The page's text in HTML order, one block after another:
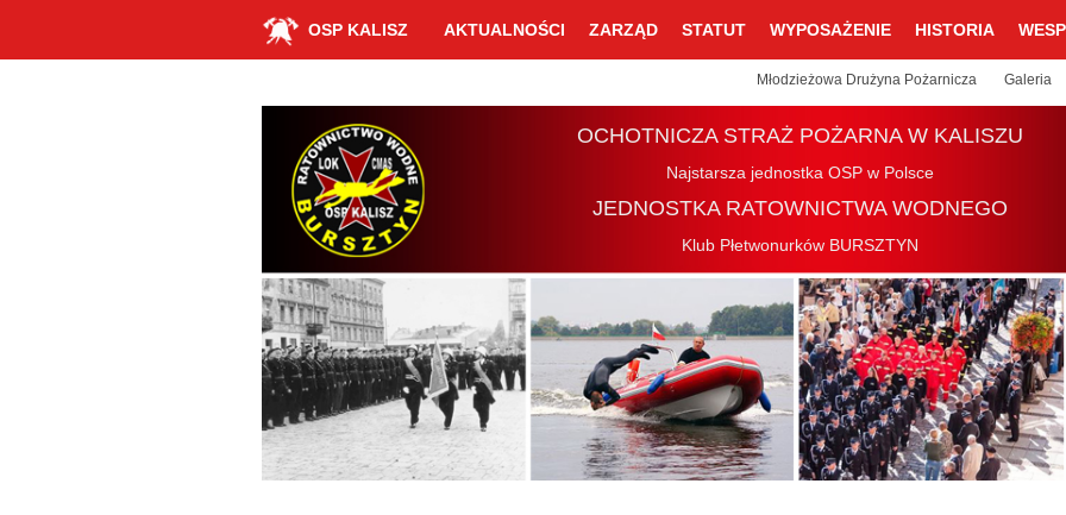
OSP KALISZ AKTUALNOŚCI ZARZĄD STATUT WYPOSAŻENIE HISTORIA
Młodzieżowa Drużyna Pożarnicza Galeria
OCHOTNICZA STRAŻ POŻARNA W KALISZU
Najstarsza jednostka OSP w Polsce
JEDNOSTKA RATOWNICTWA WODNEGO
Klub Płetwonurków BURSZTYN